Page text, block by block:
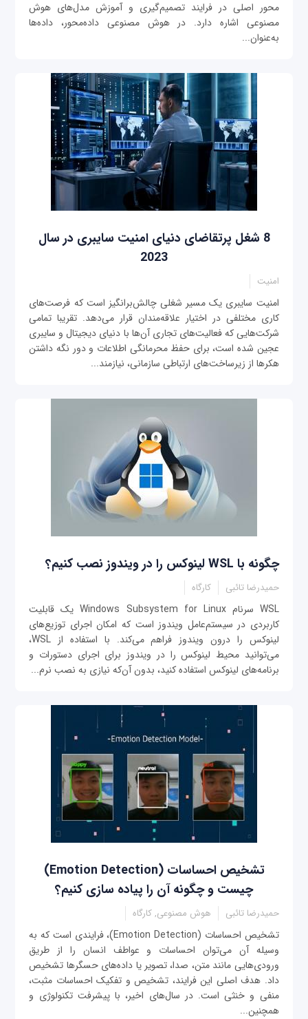
محور اصلی در فرایند تصمیم‌گیری و آموزش مدل‌های هوش
مصنوعی اشاره دارد. در هوش مصنوعی داده‌محور، داده‌ها
به‌عنوان...
8 شغل پرتقاضای دنیای امنیت سایبری در سال
2023
امنیت
امنیت سایبری یک مسیر شغلی چالش‌برانگیز است که فرصت‌های
کاری مختلفی در اختیار علاقه‌مندان قرار می‌دهد. تقریبا تمامی
شرکت‌هایی که فعالیت‌های تجاری آن‌ها با دنیای دیجیتال و سایبری
عجین شده است، برای حفظ محرمانگی اطلاعات و دور نگه داشتن
هکرها از زیرساخت‌های ارتباطی سازمانی، نیازمند...
چگونه با WSL لینوکس را در ویندوز نصب کنیم؟
حمیدرضا تائبی کارگاه
WSL سرنام Windows Subsystem for Linux یک قابلیت
کاربردی در سیستم‌عامل ویندوز است که امکان اجرای توزیع‌های
لینوکس را درون ویندوز فراهم می‌کند. با استفاده از WSL،
می‌توانید محیط لینوکس را در ویندوز برای اجرای دستورات و
برنامه‌های لینوکس استفاده کنید، بدون آن‌که نیازی به نصب نرم‌...
تشخیص احساسات (Emotion Detection)
چیست و چگونه آن را پیاده سازی کنیم؟
حمیدرضا تائبی هوش مصنوعی, کارگاه
تشخیص احساسات (Emotion Detection)، فرایندی است که به
وسیله آن می‌توان احساسات و عواطف انسان را از طریق
ورودی‌هایی مانند متن، صدا، تصویر یا داده‌های حسگرها تشخیص
داد. هدف اصلی این فرایند، تشخیص و تفکیک احساسات مثبت،
منفی و خنثی است. در سال‌های اخیر، با پیشرفت تکنولوژی و
همچنین...